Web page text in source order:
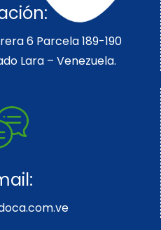
6 Parcela 189-190
Lara – Venezuela.